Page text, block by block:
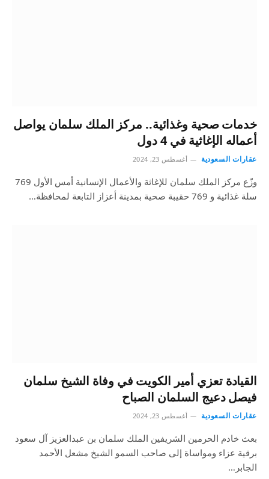
خدمات صحية وغذائية.. مركز الملك سلمان يواصل
أعماله الإغاثية في 4 دول
عقارات السعودية أغسطس 23, 2024
وزّع مركز الملك سلمان للإغاثة والأعمال الإنسانية أمس الأول 769
سلة غذائية و 769 حقيبة صحية بمدينة أعزاز التابعة لمحافظة…
القيادة تعزي أمير الكويت في وفاة الشيخ سلمان
فيصل دعيج السلمان الصباح
عقارات السعودية أغسطس 23, 2024
بعث خادم الحرمين الشريفين الملك سلمان بن عبدالعزيز آل سعود
برقية عزاء ومواساة إلى صاحب السمو الشيخ مشعل الأحمد
الجابر…